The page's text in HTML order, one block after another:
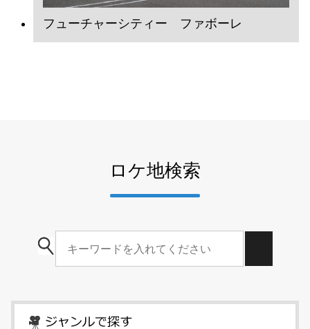
フューチャーシティー ファボーレ
ロケ地検索